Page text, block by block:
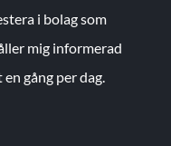
i bolag som
mig informerad
gång per dag.